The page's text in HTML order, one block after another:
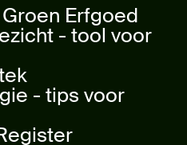
Erfgoed
- tool voor
- tips voor